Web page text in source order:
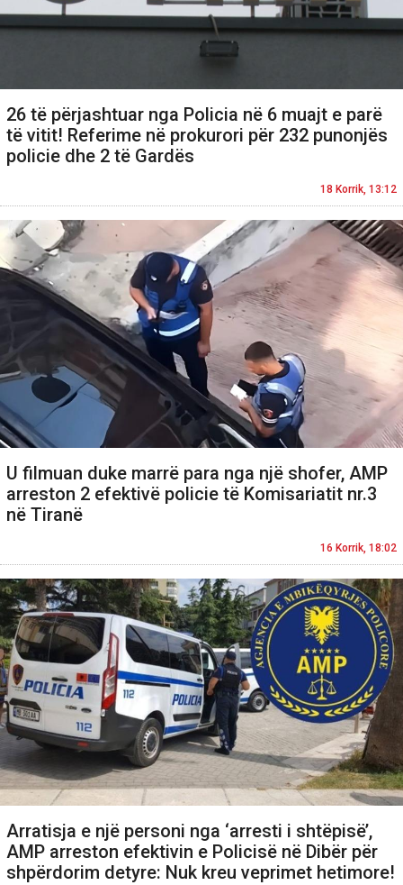
26 të përjashtuar nga Policia në 6 muajt e parë
të vitit! Referime në prokurori për 232 punonjës
policie dhe 2 të Gardës
18 Korrik, 13:12
U filmuan duke marrë para nga një shofer, AMP
arreston 2 efektivë policie të Komisariatit nr.3
në Tiranë
16 Korrik, 18:02
Arratisja e një personi nga ‘arresti i shtëpisë’,
AMP arreston efektivin e Policisë në Dibër për
shpërdorim detyre: Nuk kreu veprimet hetimore!